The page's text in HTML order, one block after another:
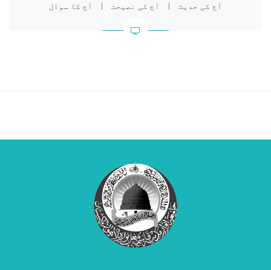
آج کی حدیث | آج کی نصیحت | آج کا سوال